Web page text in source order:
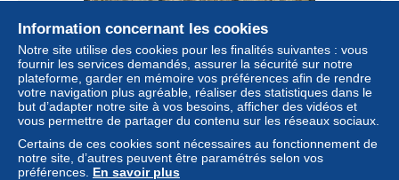
Iceland 1991 Maps 3v (from s/s), Mint NH, Transport -
Various - Ships and boats - Maps
± 6,93 $US
Information concernant les cookies
Notre site utilise des cookies pour les finalités suivantes : vous
fournir les services demandés, assurer la sécurité sur notre
plateforme, garder en mémoire vos préférences afin de rendre
votre navigation plus agréable, réaliser des statistiques dans le
but d’adapter notre site à vos besoins, afficher des vidéos et
vous permettre de partager du contenu sur les réseaux sociaux.
Certains de ces cookies sont nécessaires au fonctionnement de
notre site, d’autres peuvent être paramétrés selon vos
préférences. En savoir plus